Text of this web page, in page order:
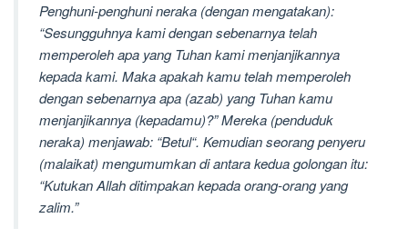
Penghuni-penghuni neraka (dengan mengatakan):
“Sesungguhnya kami dengan sebenarnya telah
memperoleh apa yang Tuhan kami menjanjikannya
kepada kami. Maka apakah kamu telah memperoleh
dengan sebenarnya apa (azab) yang Tuhan kamu
menjanjikannya (kepadamu)?” Mereka (penduduk
neraka) menjawab: “Betul“. Kemudian seorang penyeru
(malaikat) mengumumkan di antara kedua golongan itu:
“Kutukan Allah ditimpakan kepada orang-orang yang
zalim.”